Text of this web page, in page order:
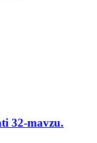
32-mavzu.